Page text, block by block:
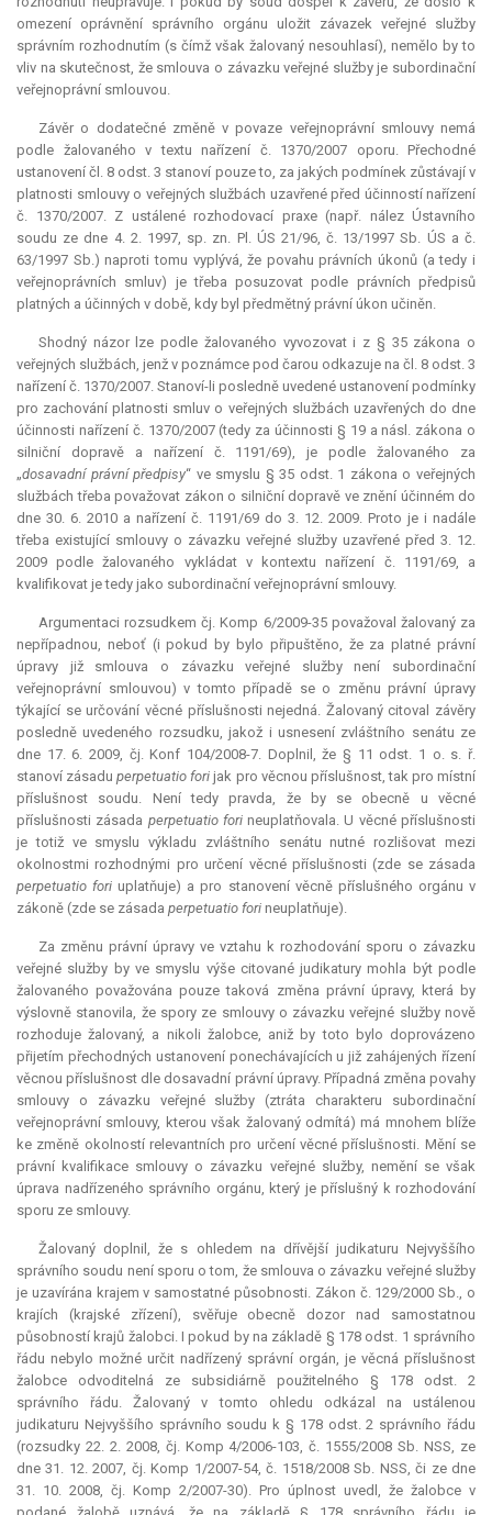
omezení oprávnění správního orgánu uložit závazek veřejné služby
správním rozhodnutím (s čímž však žalovaný nesouhlasí), nemělo by to
vliv na skutečnost, že smlouva o závazku veřejné služby je subordinační
veřejnoprávní smlouvou.
Závěr o dodatečné změně v povaze veřejnoprávní smlouvy nemá
podle žalovaného v textu nařízení č. 1370/2007 oporu. Přechodné
ustanovení čl. 8 odst. 3 stanoví pouze to, za jakých podmínek zůstávají v
platnosti smlouvy o veřejných službách uzavřené před účinností nařízení
č. 1370/2007. Z ustálené rozhodovací praxe (např. nález Ústavního
soudu ze dne 4. 2. 1997, sp. zn. Pl. ÚS 21/96, č. 13/1997 Sb. ÚS a č.
63/1997 Sb.) naproti tomu vyplývá, že povahu právních úkonů (a tedy i
veřejnoprávních smluv) je třeba posuzovat podle právních předpisů
platných a účinných v době, kdy byl předmětný právní úkon učiněn.
Shodný názor lze podle žalovaného vyvozovat i z § 35 zákona o
veřejných službách, jenž v poznámce pod čarou odkazuje na čl. 8 odst. 3
nařízení č. 1370/2007. Stanoví-li posledně uvedené ustanovení podmínky
pro zachování platnosti smluv o veřejných službách uzavřených do dne
účinnosti nařízení č. 1370/2007 (tedy za účinnosti § 19 a násl. zákona o
silniční dopravě a nařízení č. 1191/69), je podle žalovaného za
„dosavadní právní předpisy“ ve smyslu § 35 odst. 1 zákona o veřejných
službách třeba považovat zákon o silniční dopravě ve znění účinném do
dne 30. 6. 2010 a nařízení č. 1191/69 do 3. 12. 2009. Proto je i nadále
třeba existující smlouvy o závazku veřejné služby uzavřené před 3. 12.
2009 podle žalovaného vykládat v kontextu nařízení č. 1191/69, a
kvalifikovat je tedy jako subordinační veřejnoprávní smlouvy.
Argumentaci rozsudkem čj. Komp 6/2009-35 považoval žalovaný za
nepřípadnou, neboť (i pokud by bylo připuštěno, že za platné právní
úpravy již smlouva o závazku veřejné služby není subordinační
veřejnoprávní smlouvou) v tomto případě se o změnu právní úpravy
týkající se určování věcné příslušnosti nejedná. Žalovaný citoval závěry
posledně uvedeného rozsudku, jakož i usnesení zvláštního senátu ze
dne 17. 6. 2009, čj. Konf 104/2008-7. Doplnil, že § 11 odst. 1 o. s. ř.
stanoví zásaduperpetuatio fori jak pro věcnou příslušnost, tak pro místní
příslušnost soudu. Není tedy pravda, že by se obecně u věcné
příslušnosti zásada perpetuatio forineuplatňovala. U věcné příslušnosti
je totiž ve smyslu výkladu zvláštního senátu nutné rozlišovat mezi
okolnostmi rozhodnými pro určení věcné příslušnosti (zde se zásada
perpetuatio fori uplatňuje) a pro stanovení věcně příslušného orgánu v
zákoně (zde se zásada perpetuatio fori neuplatňuje).
Za změnu právní úpravy ve vztahu k rozhodování sporu o závazku
veřejné služby by ve smyslu výše citované judikatury mohla být podle
žalovaného považována pouze taková změna právní úpravy, která by
výslovně stanovila, že spory ze smlouvy o závazku veřejné služby nově
rozhoduje žalovaný, a nikoli žalobce, aniž by toto bylo doprovázeno
přijetím přechodných ustanovení ponechávajících u již zahájených řízení
věcnou příslušnost dle dosavadní právní úpravy. Případná změna povahy
smlouvy o závazku veřejné služby (ztráta charakteru subordinační
veřejnoprávní smlouvy, kterou však žalovaný odmítá) má mnohem blíže
ke změně okolností relevantních pro určení věcné příslušnosti. Mění se
právní kvalifikace smlouvy o závazku veřejné služby, nemění se však
úprava nadřízeného správního orgánu, který je příslušný k rozhodování
sporu ze smlouvy.
Žalovaný doplnil, že s ohledem na dřívější judikaturu Nejvyššího
správního soudu není sporu o tom, že smlouva o závazku veřejné služby
je uzavírána krajem v samostatné působnosti. Zákon č. 129/2000 Sb., o
krajích (krajské zřízení), svěřuje obecně dozor nad samostatnou
působností krajů žalobci. I pokud by na základě § 178 odst. 1 správního
řádu nebylo možné určit nadřízený správní orgán, je věcná příslušnost
žalobce odvoditelná ze subsidiárně použitelného § 178 odst. 2
správního řádu. Žalovaný v tomto ohledu odkázal na ustálenou
judikaturu Nejvyššího správního soudu k § 178 odst. 2 správního řádu
(rozsudky 22. 2. 2008, čj. Komp 4/2006-103, č. 1555/2008 Sb. NSS, ze
dne 31. 12. 2007, čj. Komp 1/2007-54, č. 1518/2008 Sb. NSS, či ze dne
31. 10. 2008, čj. Komp 2/2007-30). Pro úplnost uvedl, že žalobce v